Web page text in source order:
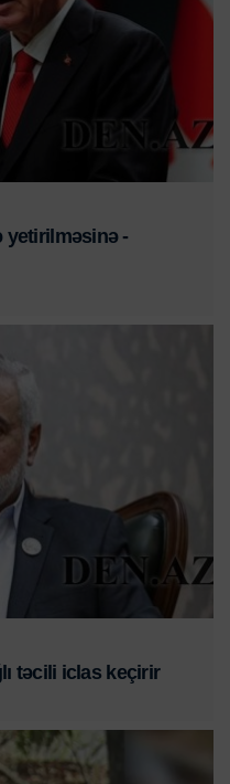
yetirilməsinə -
təcili iclas keçirir